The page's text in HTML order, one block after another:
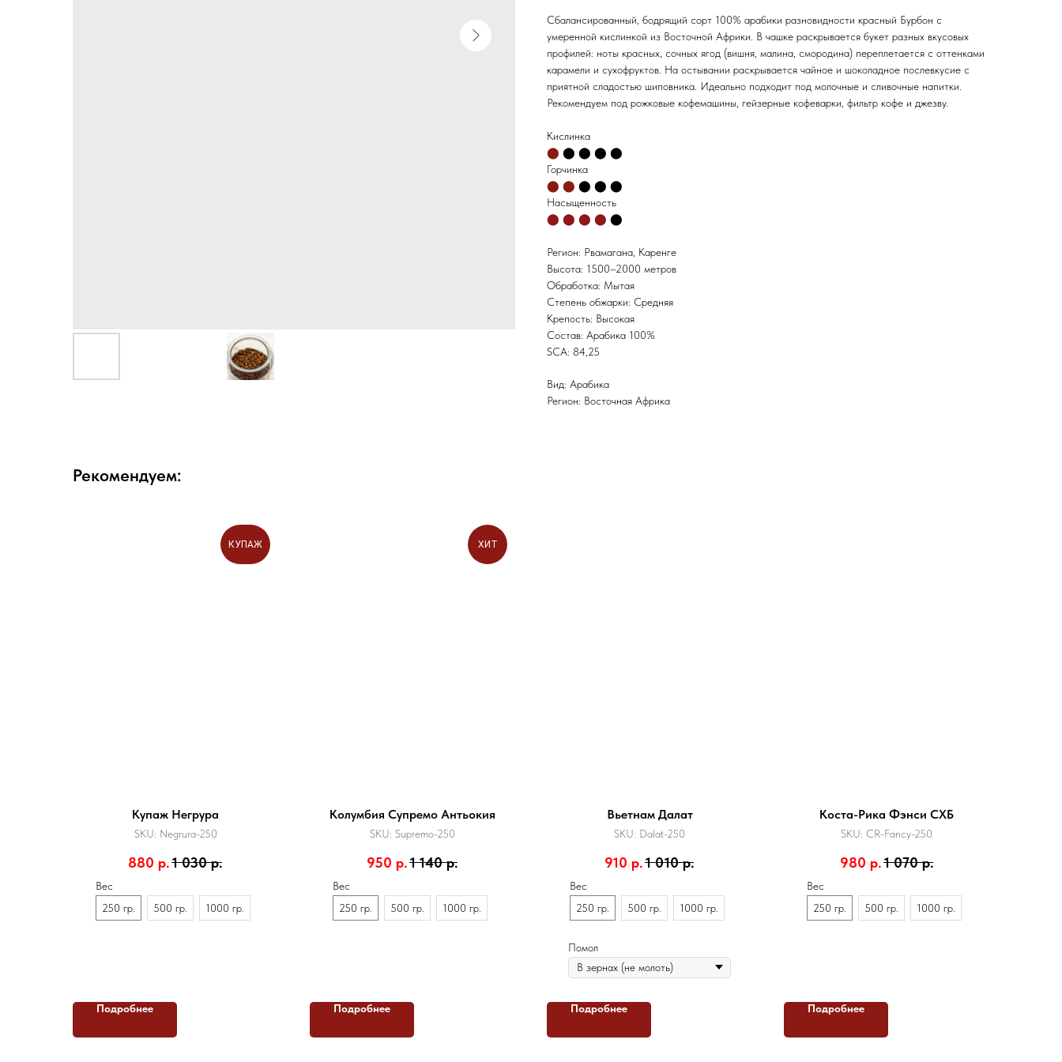
Сбалансированный, бодрящий сорт 100% арабики разновидности красный Бурбон с
умеренной кислинкой из Восточной Африки. В чашке раскрывается букет разных вкусовых
профилей: ноты красных, сочных ягод (вишня, малина, смородина) переплетается с оттенками
карамели и сухофруктов. На остывании раскрывается чайное и шоколадное послевкусие с
приятной сладостью шиповника. Идеально подходит под молочные и сливочные напитки.
Рекомендуем под рожковые кофемашины, гейзерные кофеварки, фильтр кофе и джезву.
Кислинка⁣⁣⁣⁣⁣⁣⁣⁣⁣
⬤ ⬤ ⬤ ⬤ ⬤
Горчинка
⬤ ⬤ ⬤ ⬤ ⬤
Насыщенность
⬤ ⬤ ⬤ ⬤ ⬤
Регион: Рвамагана, Каренге
Высота: 1500–2000 метров
Обработка: Мытая
Степень обжарки: Средняя
Крепость: Высокая
Состав: Арабика 100%
SCA: 84,25
Вид: Арабика
Регион: Восточная Африка
Рекомендуем:
КУПАЖ
Купаж Негрура
SKU: Negrura-250
880 р.1 030 р.
Вес
250 гр.
500 гр. 1000 гр.
Подробнее
ХИТ
Колумбия Супремо Антьокия
SKU: Supremo-250
950 р.1 140 р.
Вес
250 гр.
500 гр. 1000 гр.
Подробнее
Вьетнам Далат
SKU: Dalat-250
910 р.1 010 р.
Вес
250 гр.
500 гр. 1000 гр.
Помол
Подробнее
Коста-Рика Фэнси СХБ
SKU: CR-Fancy-250
980 р.1 070 р.
Вес
250 гр.
500 гр. 1000 гр.
Подробнее